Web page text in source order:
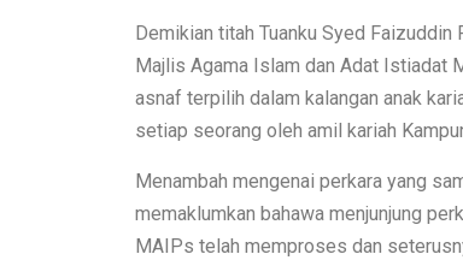
Demikian titah Tuanku Syed
Majlis Agama Islam dan Adat Istiadat
asnaf terpilih dalam kalangan anak
setiap seorang oleh amil kariah
Menambah mengenai perkara yang
memaklumkan bahawa menjunjung
MAIPs telah memproses dan